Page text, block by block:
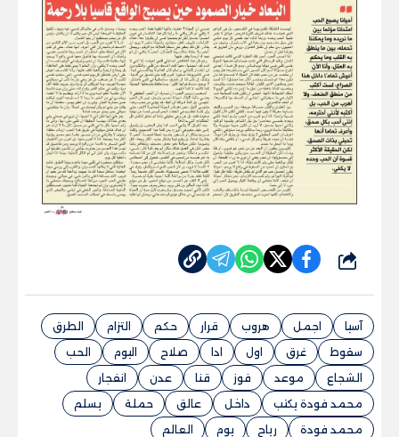
شارك
آسيا اجمل هروب قرار حكم التزام
الطرق
سقوط
غرق اول ادا صلاح اليوم
الحب
الشجاع
موعد فوز قنا عدن
انفجار
محمد فودة يكتب
داخل عالق حملة
يسلم
محمد فودة
رياح يوم العالم